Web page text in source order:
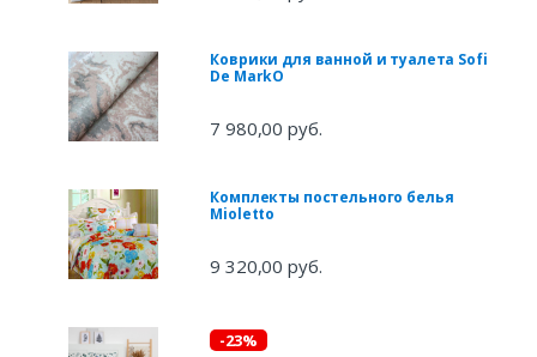
Коврики для ванной и туалета Sofi
De MarkO
7 980,00 руб.
Комплекты постельного белья
Mioletto
9 320,00 руб.
-23%